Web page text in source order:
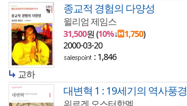
종교적 경험의 다양성
윌리엄 제임스
31,500원 (10%↓ 1,750)
2000-03-20
: 1,846
교하
대변혁 1 : 19세기의 역사풍경